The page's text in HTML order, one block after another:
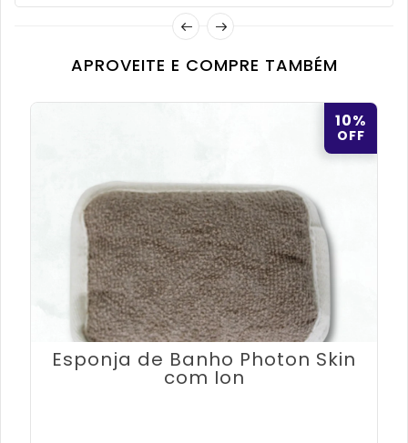
APROVEITE E COMPRE TAMBÉM
10%
OFF
Esponja de Banho Photon Skin
com Ion